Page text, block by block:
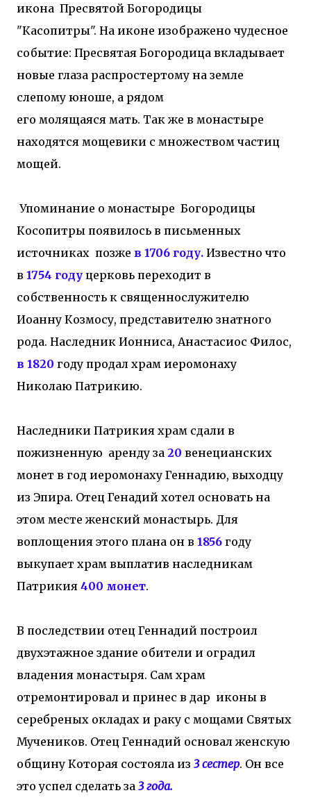
икона Пресвятой Богородицы
"Касопитры". На иконе изображено чудесное
событие: Пресвятая Богородица вкладывает
новые глаза распростертому на земле
слепому юноше, а рядом
его молящаяся мать. Так же в монастыре
находятся мощевики с множеством частиц
мощей.
Упоминание о монастыре Богородицы
Косопитры появилось в письменных
источниках позже в 1706 году. Известно что
в 1754 году церковь переходит в
собственность к священнослужителю
Иоанну Козмосу, представителю знатного
рода. Наследник Ионниса, Анастасиос Филос,
в 1820 году продал храм иеромонаху
Николаю Патрикию.
Наследники Патрикия храм сдали в
пожизненную аренду за 20 венецианских
монет в год иеромонаху Геннадию, выходцу
из Эпира. Отец Генадий хотел основать на
этом месте женский монастырь. Для
воплощения этого плана он в 1856 году
выкупает храм выплатив наследникам
Патрикия 400 монет.
В последствии отец Геннадий построил
двухэтажное здание обители и оградил
владения монастыря. Сам храм
отремонтировал и принес в дар иконы в
серебреных окладах и раку с мощами Святых
Мучеников. Отец Геннадий основал женскую
общину Которая состояла из 3 сестер. Он все
это успел сделать за 3 года.